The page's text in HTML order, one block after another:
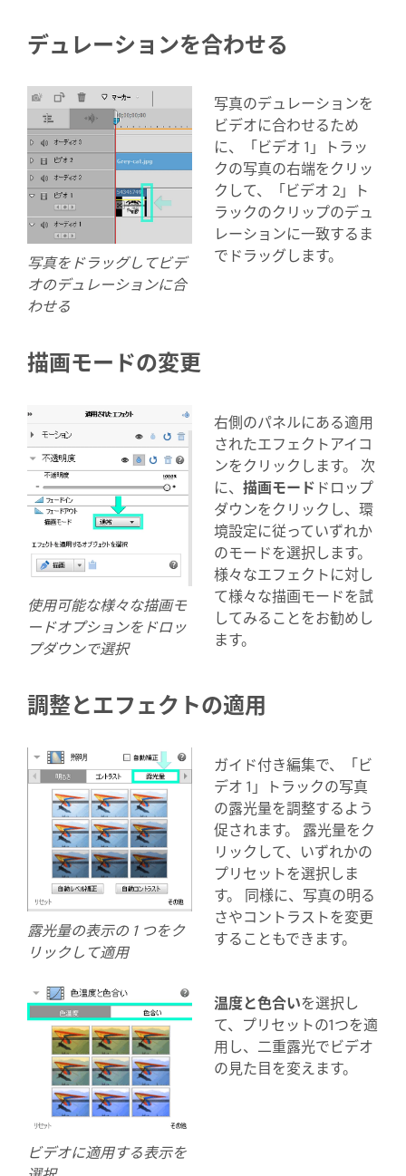
デュレーションを合わせる
写真のデュレーションを
ビデオに合わせるため
に、「ビデオ 1」トラッ
クの写真の右端をクリッ
クして、「ビデオ 2」ト
ラックのクリップのデュ
レーションに一致するま
でドラッグします。
写真をドラッグしてビデ
オのデュレーションに合
わせる
描画モードの変更
右側のパネルにある適用
されたエフェクトアイコ
ンをクリックします。 次
に、 描画モード ドロップ
ダウンをクリックし、環
境設定に従っていずれか
のモードを選択します。
様々なエフェクトに対し
て様々な描画モードを試
してみることをお勧めし
ます。
使用可能な様々な描画モ
ードオプションをドロッ
プダウンで選択
調整とエフェクトの適用
ガイド付き編集で、「ビ
デオ 1」トラックの写真
の露光量を調整するよう
促されます。 露光量をク
リックして、いずれかの
プリセットを選択しま
す。 同様に、写真の明る
さやコントラストを変更
することもできます。
露光量の表示の 1 つをク
リックして適用
ビデオに適用する表示を
温度と色合いを選択し
て、プリセットの1つを適
用し、二重露光でビデオ
の見た目を変えます。